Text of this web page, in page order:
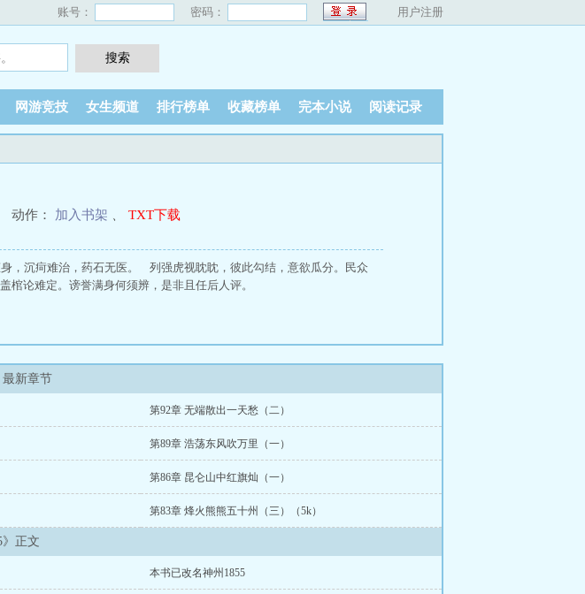
账号： 密码： 用户注册
网游竞技 女生频道 排行榜单 收藏榜单 完本小说 阅读记录
动作： 加入书架
TXT下载
，沉疴难治，药石无医。 列强虎视眈眈，彼此勾结，意欲瓜分。民众
论难定。谤誉满身何须辨，是非且任后人评。
最新章节
第92章 无端散出一天愁（二）
第89章 浩荡东风吹万里（一）
第86章 昆仑山中红旗灿（一）
第83章 烽火熊熊五十州（三）（5k）
》正文
本书已改名神州1855